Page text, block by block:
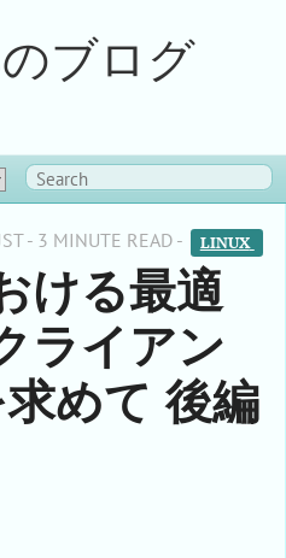
ブログ
- 3 MINUTE READ - LINUX
ける最適
ライアン
めて 後編